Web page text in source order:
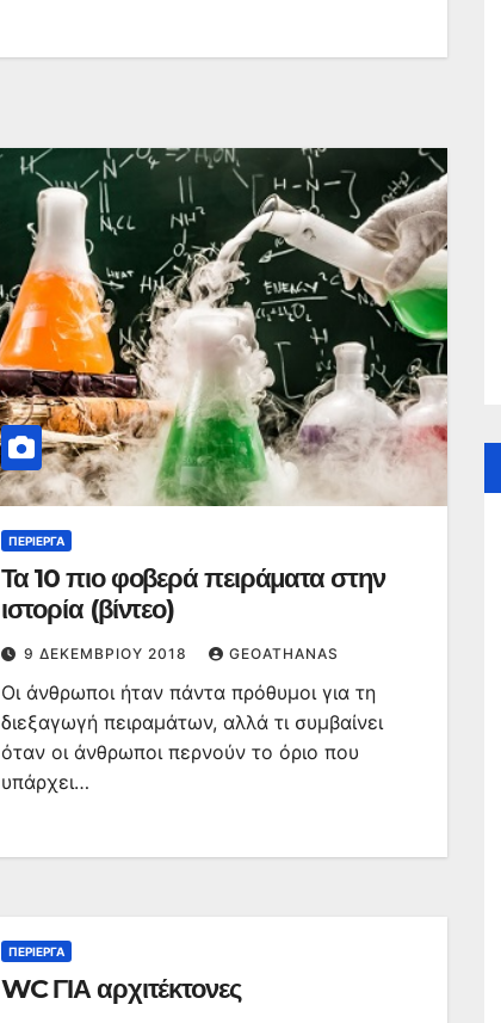
ΠΕΡΊΕΡΓΑ
Τα 10 πιο φοβερά πειράματα στην
ιστορία (βίντεο)
9 ΔΕΚΕΜΒΡΊΟΥ 2018 GEOATHANAS
Οι άνθρωποι ήταν πάντα πρόθυμοι για τη
διεξαγωγή πειραμάτων, αλλά τι συμβαίνει
όταν οι άνθρωποι περνούν το όριο που
υπάρχει…
ΠΕΡΊΕΡΓΑ
WC ΓΙΑ αρχιτέκτονες